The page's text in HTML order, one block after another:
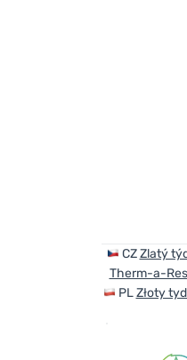
CZZlatý
Therm-a-
PLZłoty